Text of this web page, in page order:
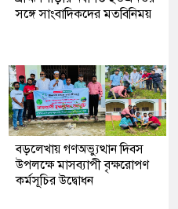
সঙ্গে সাংবাদিকদের মতবিনিময়
বড়লেখায় গণঅভ্যুত্থান দিবস
উপলক্ষে মাসব্যাপী বৃক্ষরোপণ
কর্মসূচির উদ্বোধন